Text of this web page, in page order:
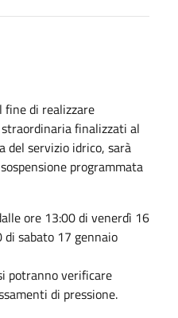
fine di realizzare
finalizzati al
del servizio idrico, sarà
programmata
ore 13:00 di venerdì 16
sabato 17 gennaio
potranno verificare
di pressione.